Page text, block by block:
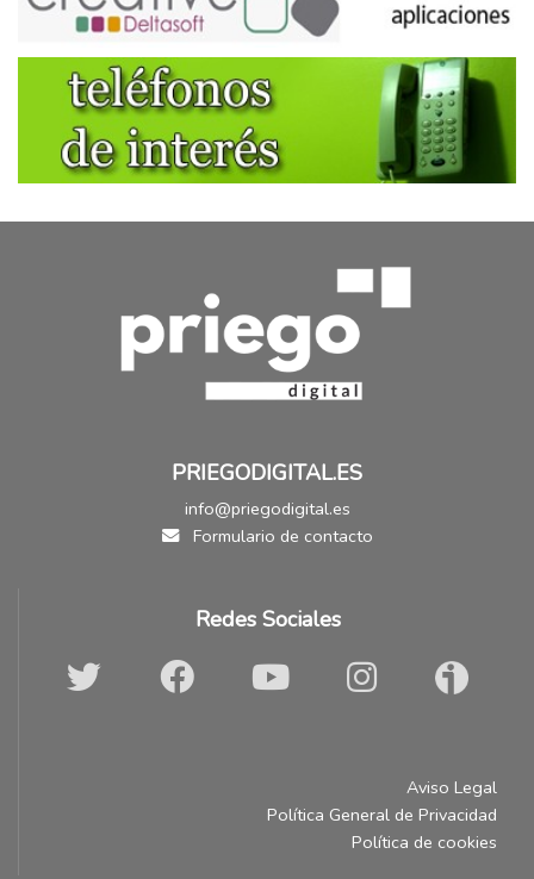
PRIEGODIGITAL.ES
info@priegodigital.es
Formulario de contacto
Redes Sociales
Aviso Legal
Política General de Privacidad
Política de cookies